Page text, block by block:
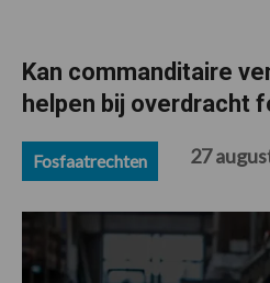
Kan commanditaire
helpen bij overdracht
Fosfaatrechten 27